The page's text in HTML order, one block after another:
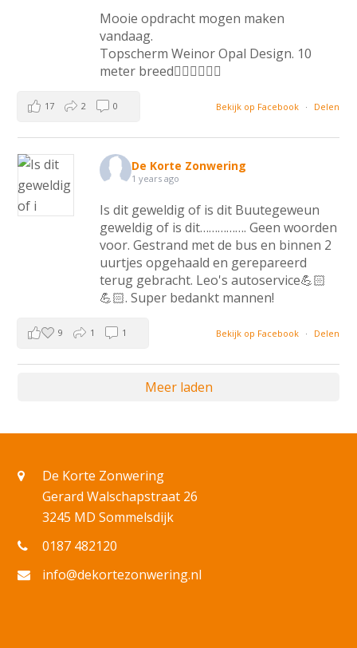
Mooie opdracht mogen maken
vandaag.
Topscherm Weinor Opal Design. 10
meter breed👌🏻💪🏻💪🏻
Bekijk op Facebook · Delen
17 2 0
De Korte Zonwering
1 years ago
Is dit geweldig of is dit Buutegeweun
geweldig of is dit……………. Geen woorden
voor. Gestrand met de bus en binnen 2
uurtjes opgehaald en gerepareerd
terug gebracht. Leo's autoservice💪🏻
💪🏻. Super bedankt mannen!
Bekijk op Facebook · Delen
9 1 1
Meer laden
De Korte Zonwering
Gerard Walschapstraat 26
3245 MD Sommelsdijk
0187 482120
info@dekortezonwering.nl